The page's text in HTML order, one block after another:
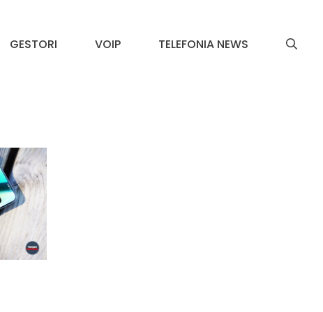
GESTORI VOIP TELEFONIA NEWS